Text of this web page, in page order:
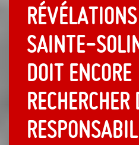
Sainte-
doit encore
rechercher